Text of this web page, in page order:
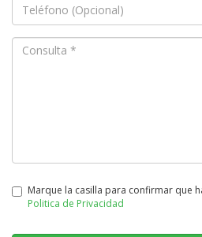
Marque la casilla para confirmar que
Politica de Privacidad